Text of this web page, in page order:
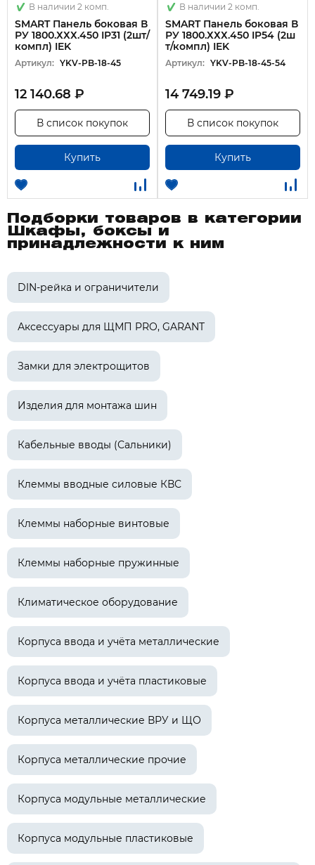
В наличии 2 комп.
SMART Панель боковая В
РУ 1800.ХХХ.450 IP31 (2шт/
компл) IEK
Артикул: YKV-PB-18-45
12 140.68 ₽
Купить
В список покупок
В наличии 2 комп.
SMART Панель боковая В
РУ 1800.ХХХ.450 IP54 (2ш
т/компл) IEK
Артикул: YKV-PB-18-45-54
14 749.19 ₽
Купить
В список покупок
Подборки товаров в категории
Шкафы, боксы и
принадлежности к ним
DIN-рейка и ограничители
Аксессуары для ЩМП PRO, GARANT
Замки для электрощитов
Изделия для монтажа шин
Кабельные вводы (Сальники)
Клеммы вводные силовые КВС
Клеммы наборные винтовые
Клеммы наборные пружинные
Климатическое оборудование
Корпуса ввода и учёта металлические
Корпуса ввода и учёта пластиковые
Корпуса металлические ВРУ и ЩО
Корпуса металлические прочие
Корпуса модульные металлические
Корпуса модульные пластиковые